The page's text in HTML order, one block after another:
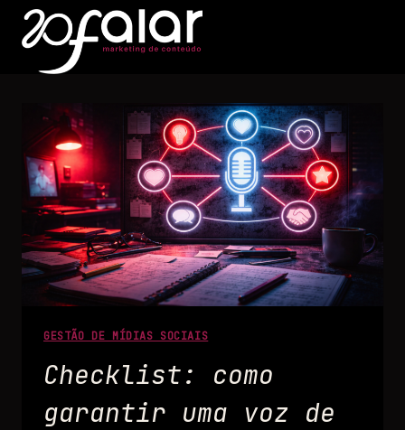
GESTÃO DE MÍDIAS SOCIAIS
Checklist: como
garantir uma voz de